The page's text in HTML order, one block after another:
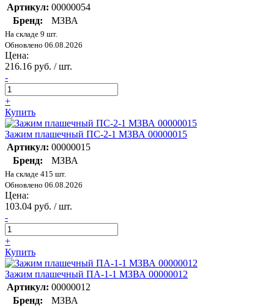
Артикул: 00000054
Бренд:
МЗВА
На складе 9 шт.
Обновлено 06.08.2026
Цена:
216.16 руб. / шт.
-
+
Купить
Зажим плашечный ПС-2-1 МЗВА 00000015
Артикул: 00000015
Бренд:
МЗВА
На складе 415 шт.
Обновлено 06.08.2026
Цена:
103.04 руб. / шт.
-
+
Купить
Зажим плашечный ПА-1-1 МЗВА 00000012
Артикул: 00000012
Бренд:
МЗВА